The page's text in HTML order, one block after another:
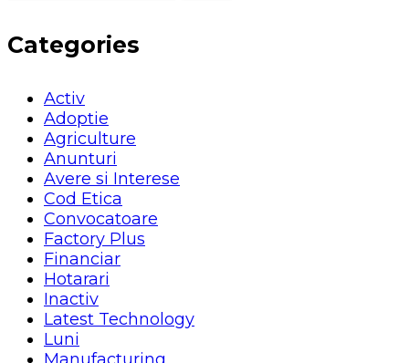
Categories
Activ
Adoptie
Agriculture
Anunturi
Avere si Interese
Cod Etica
Convocatoare
Factory Plus
Financiar
Hotarari
Inactiv
Latest Technology
Luni